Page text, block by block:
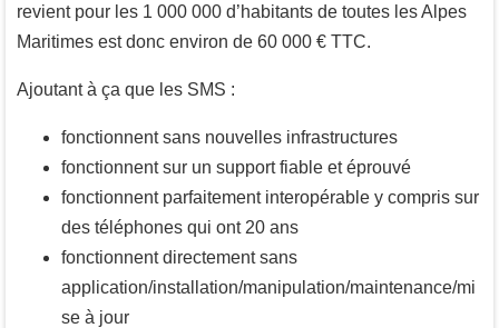
revient pour les 1 000 000 d’habitants de toutes les Alpes
Maritimes est donc environ de 60 000 € TTC.
Ajoutant à ça que les SMS :
fonctionnent sans nouvelles infrastructures
fonctionnent sur un support fiable et éprouvé
fonctionnent parfaitement interopérable y compris sur
des téléphones qui ont 20 ans
fonctionnent directement sans
application/installation/manipulation/maintenance/mi
se à jour